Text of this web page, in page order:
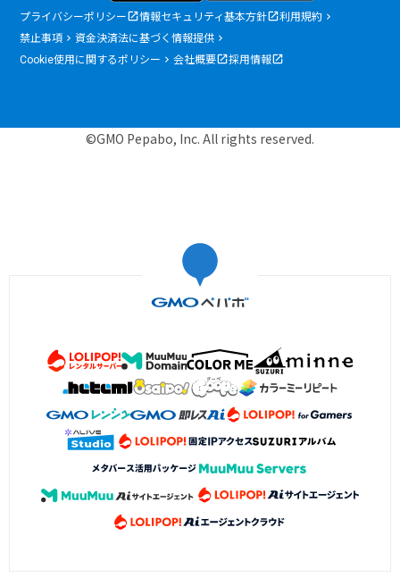
プライバシーポリシー 情報セキュリティ基本方針
利用規約
禁止事項
資金決済法に基づく情報提供
Cookie使用に関するポリシー
会社概要 採用情報
©GMO Pepabo, Inc. All rights reserved.